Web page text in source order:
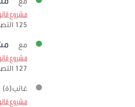
مشروع قانون
125 التصويت
مع
مشروع قانون
127 التصويت
غائب(ة)
مشروع قانون